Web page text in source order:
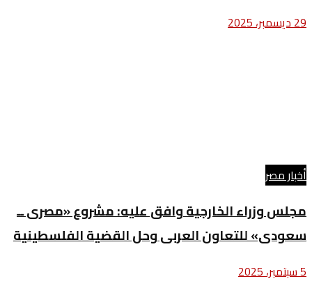
29 ديسمبر، 2025
أخبار مصر
مجلس وزراء الخارجية وافق عليه: مشروع «مصرى ــ
سعودى» للتعاون العربى وحل القضية الفلسطينية
5 سبتمبر، 2025